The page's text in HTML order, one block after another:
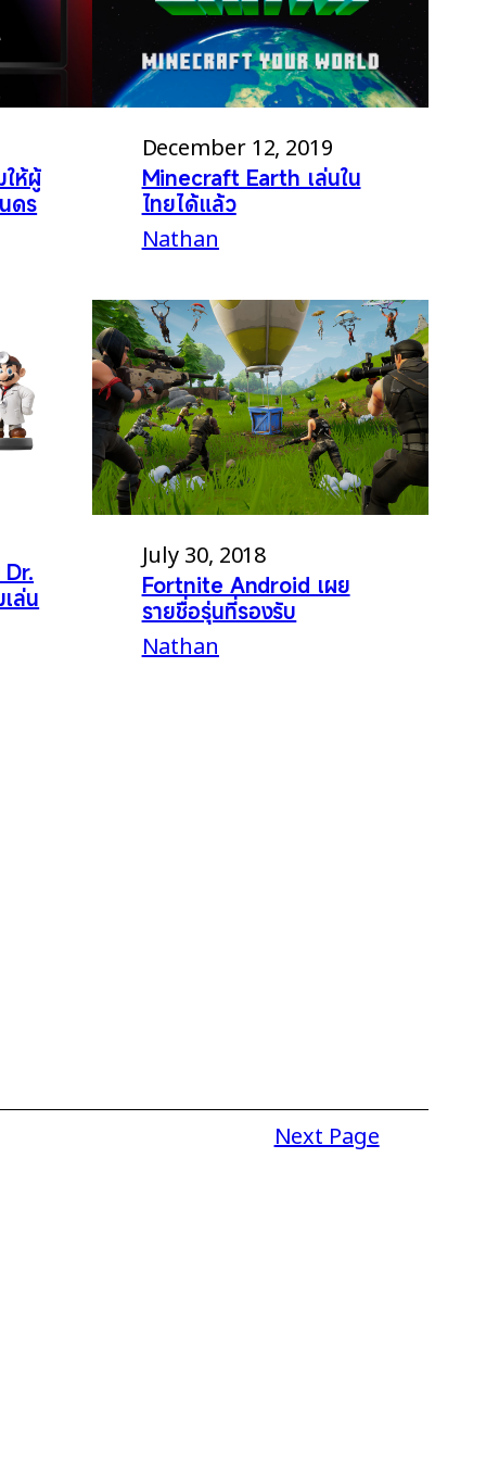
ห้ผู้
ดร
December 12, 2019
Minecraft Earth เล่นใน
ไทยได้แล้ว
Nathan
ล่น
July 30, 2018
Fortnite Android เผย
รายชื่อรุ่นที่รองรับ
Nathan
Next Page